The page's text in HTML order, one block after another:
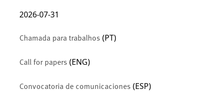
2026-07-31
Chamada para trabalhos (PT)
Call for papers (ENG)
Convocatoria de comunicaciones (ESP)